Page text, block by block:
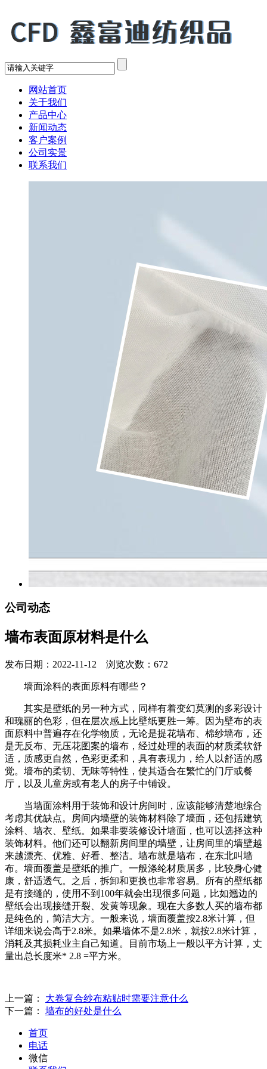
网站首页
关于我们
产品中心
新闻动态
客户案例
公司实景
联系我们
公司动态
墙布表面原材料是什么
发布日期：2022-11-12 浏览次数：672
墙面涂料的表面原料有哪些？
其实是壁纸的另一种方式，同样有着变幻莫测的多彩设计
和瑰丽的色彩，但在层次感上比壁纸更胜一筹。因为壁布的表
面原料中普遍存在化学物质，无论是提花墙布、棉纱墙布，还
是无反布、无压花图案的墙布，经过处理的表面的材质柔软舒
适，质感更自然，色彩更柔和，具有表现力，给人以舒适的感
觉。墙布的柔韧、无味等特性，使其适合在繁忙的门厅或餐
厅，以及儿童房或有老人的房子中铺设。
当墙面涂料用于装饰和设计房间时，应该能够清楚地综合
考虑其优缺点。房间内墙壁的装饰材料除了墙面，还包括建筑
涂料、墙衣、壁纸。如果非要装修设计墙面，也可以选择这种
装饰材料。他们还可以翻新房间里的墙壁，让房间里的墙壁越
来越漂亮、优雅、好看、整洁。墙布就是墙布，在东北叫墙
布。墙面覆盖是壁纸的推广。一般涤纶材质居多，比较身心健
康，舒适透气。之后，拆卸和更换也非常容易。所有的壁纸都
是有接缝的，使用不到100年就会出现很多问题，比如翘边的
壁纸会出现接缝开裂、发黄等现象。现在大多数人买的墙布都
是纯色的，简洁大方。一般来说，墙面覆盖按2.8米计算，但
详细来说会高于2.8米。如果墙体不是2.8米，就按2.8米计算，
消耗及其损耗业主自己知道。目前市场上一般以平方计算，丈
量出总长度米* 2.8 =平方米。
上一篇： 大卷复合纱布粘贴时需要注意什么
下一篇： 墙布的好处是什么
首页
电话
微信